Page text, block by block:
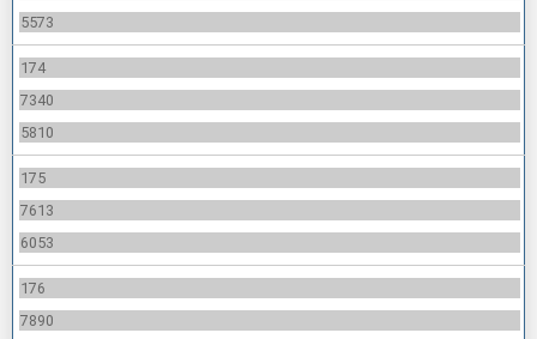
5573
174
7340
5810
175
7613
6053
176
7890